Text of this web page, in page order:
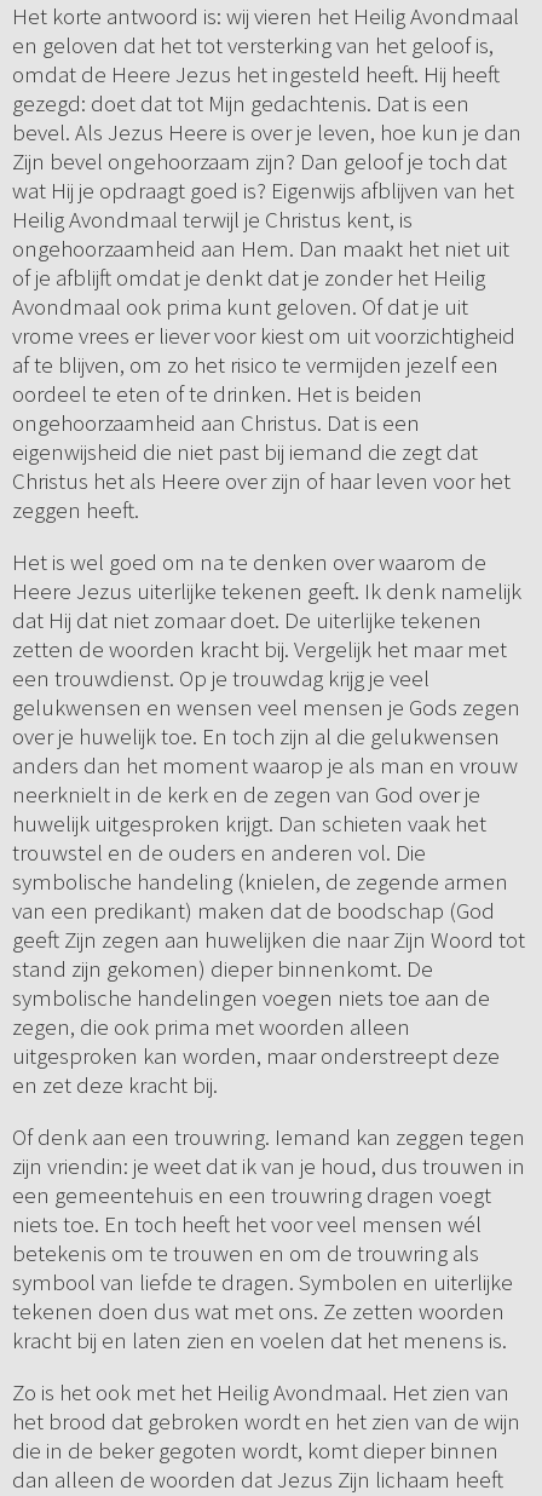
Het korte antwoord is: wij vieren het Heilig Avondmaal
en geloven dat het tot versterking van het geloof is,
omdat de Heere Jezus het ingesteld heeft. Hij heeft
gezegd: doet dat tot Mijn gedachtenis. Dat is een
bevel. Als Jezus Heere is over je leven, hoe kun je dan
Zijn bevel ongehoorzaam zijn? Dan geloof je toch dat
wat Hij je opdraagt goed is? Eigenwijs afblijven van het
Heilig Avondmaal terwijl je Christus kent, is
ongehoorzaamheid aan Hem. Dan maakt het niet uit
of je afblijft omdat je denkt dat je zonder het Heilig
Avondmaal ook prima kunt geloven. Of dat je uit
vrome vrees er liever voor kiest om uit voorzichtigheid
af te blijven, om zo het risico te vermijden jezelf een
oordeel te eten of te drinken. Het is beiden
ongehoorzaamheid aan Christus. Dat is een
eigenwijsheid die niet past bij iemand die zegt dat
Christus het als Heere over zijn of haar leven voor het
zeggen heeft.
Het is wel goed om na te denken over waarom de
Heere Jezus uiterlijke tekenen geeft. Ik denk namelijk
dat Hij dat niet zomaar doet. De uiterlijke tekenen
zetten de woorden kracht bij. Vergelijk het maar met
een trouwdienst. Op je trouwdag krijg je veel
gelukwensen en wensen veel mensen je Gods zegen
over je huwelijk toe. En toch zijn al die gelukwensen
anders dan het moment waarop je als man en vrouw
neerknielt in de kerk en de zegen van God over je
huwelijk uitgesproken krijgt. Dan schieten vaak het
trouwstel en de ouders en anderen vol. Die
symbolische handeling (knielen, de zegende armen
van een predikant) maken dat de boodschap (God
geeft Zijn zegen aan huwelijken die naar Zijn Woord tot
stand zijn gekomen) dieper binnenkomt. De
symbolische handelingen voegen niets toe aan de
zegen, die ook prima met woorden alleen
uitgesproken kan worden, maar onderstreept deze
en zet deze kracht bij.
Of denk aan een trouwring. Iemand kan zeggen tegen
zijn vriendin: je weet dat ik van je houd, dus trouwen in
een gemeentehuis en een trouwring dragen voegt
niets toe. En toch heeft het voor veel mensen wél
betekenis om te trouwen en om de trouwring als
symbool van liefde te dragen. Symbolen en uiterlijke
tekenen doen dus wat met ons. Ze zetten woorden
kracht bij en laten zien en voelen dat het menens is.
Zo is het ook met het Heilig Avondmaal. Het zien van
het brood dat gebroken wordt en het zien van de wijn
die in de beker gegoten wordt, komt dieper binnen
dan alleen de woorden dat Jezus Zijn lichaam heeft